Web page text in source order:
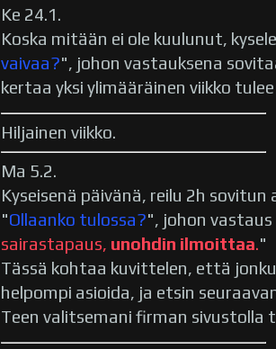
Ke 24.1.
Koska mitään ei ole kuulunut,
vaivaa?", johon vastauksena
kertaa yksi ylimääräinen viikko
Hiljainen viikko.
Ma 5.2.
Kyseisenä päivänä, reilu 2h
"Ollaanko tulossa?", johon
sairastapaus, unohdin ilmoittaa."
Tässä kohtaa kuvittelen, että
helpompi asioida, ja etsin
Teen valitsemani firman